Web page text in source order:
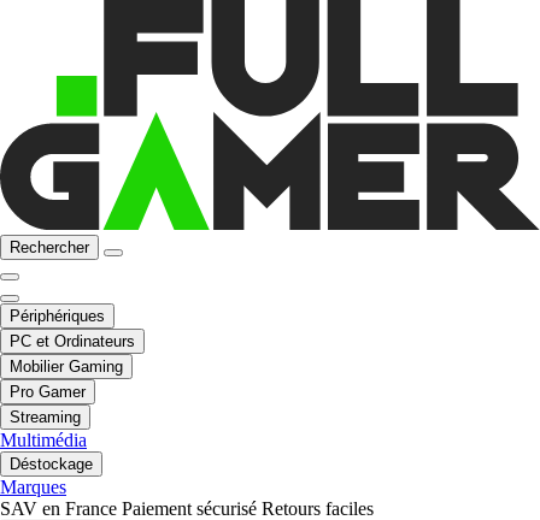
Rechercher
Périphériques
PC et Ordinateurs
Mobilier Gaming
Pro Gamer
Streaming
Multimédia
Déstockage
Marques
SAV en France Paiement sécurisé Retours faciles